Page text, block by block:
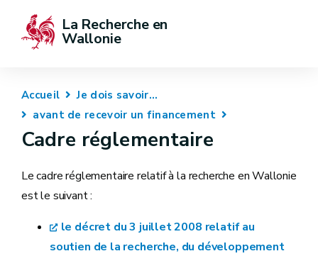
La Recherche en
Wallonie
Accueil
Je dois savoir...
avant de recevoir un financement
Cadre réglementaire
Le cadre réglementaire relatif à la recherche en Wallonie
est le suivant :
le décret du 3 juillet 2008 relatif au
soutien de la recherche, du développement